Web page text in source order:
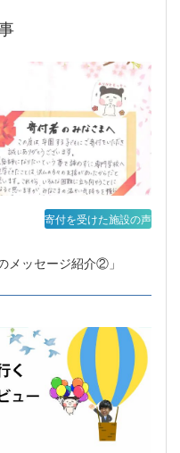
メッセージ紹介②」
寄付を受けた施設の声